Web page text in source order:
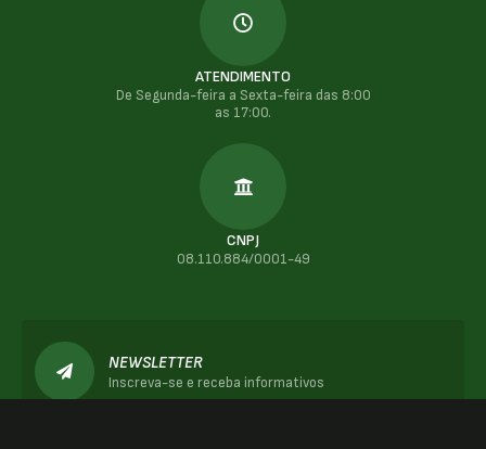
NEWSLETTER
Inscreva-se e receba informativos
ATENDIMENTO
De Segunda-feira a Sexta-feira das 8:00
as 17:00.
CNPJ
08.110.884/0001-49